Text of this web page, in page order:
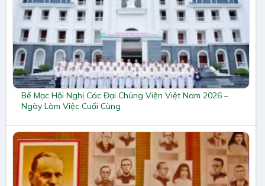
Bế Mạc Hội Nghị Các Đại Chủng Viện Việt Nam 2026 –
Ngày Làm Việc Cuối Cùng